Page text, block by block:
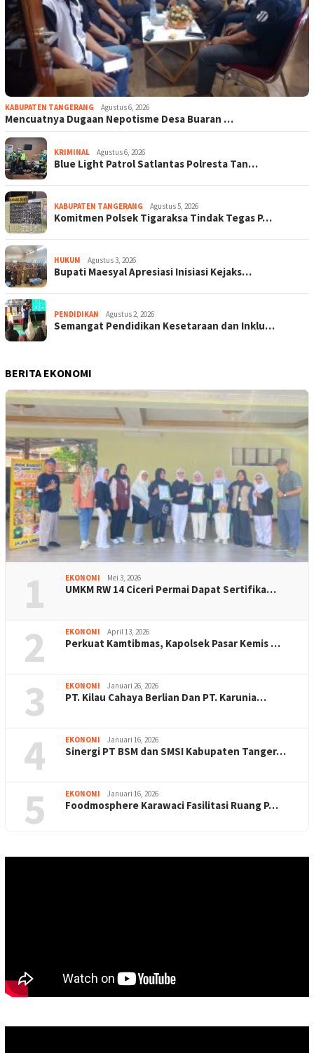
KABUPATEN TANGERANG Agustus 6, 2026
Mencuatnya Dugaan Nepotisme Desa Buaran …
KRIMINAL Agustus 6, 2026
Blue Light Patrol Satlantas Polresta Tan…
KABUPATEN TANGERANG Agustus 5, 2026
Komitmen Polsek Tigaraksa Tindak Tegas P…
HUKUM Agustus 3, 2026
Bupati Maesyal Apresiasi Inisiasi Kejaks…
PENDIDIKAN Agustus 2, 2026
Semangat Pendidikan Kesetaraan dan Inklu…
BERITA EKONOMI
1 EKONOMI Mei 3, 2026
UMKM RW 14 Ciceri Permai Dapat Sertifika…
2 EKONOMI April 13, 2026
Perkuat Kamtibmas, Kapolsek Pasar Kemis …
3 EKONOMI Januari 26, 2026
PT. Kilau Cahaya Berlian Dan PT. Karunia…
4 EKONOMI Januari 16, 2026
Sinergi PT BSM dan SMSI Kabupaten Tanger…
5 EKONOMI Januari 16, 2026
Foodmosphere Karawaci Fasilitasi Ruang P…